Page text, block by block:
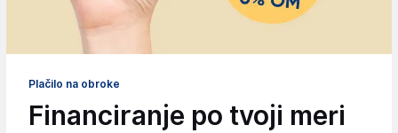
Plačilo na obroke
Financiranje po tvoji meri